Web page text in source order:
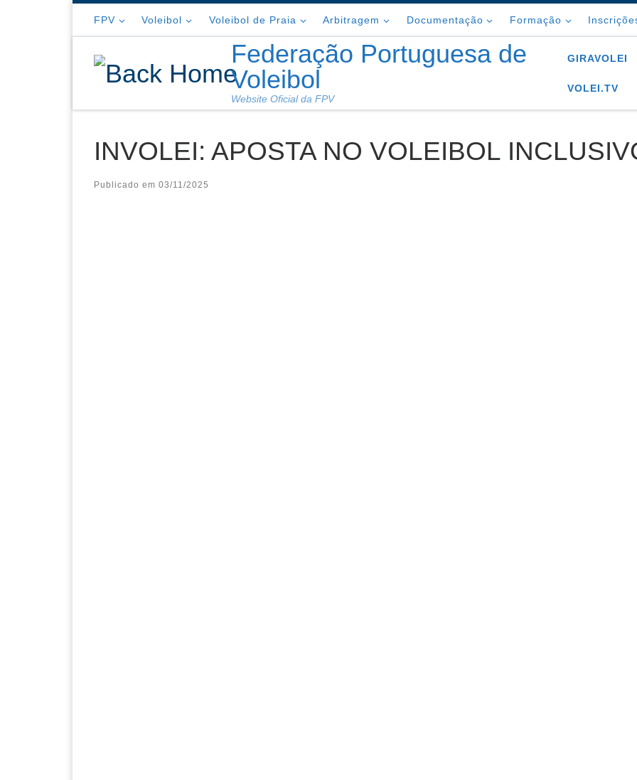
FPV Voleibol Voleibol de Praia Arbitragem Documentação Formação
Federação Portuguesa de
Voleibol
Website Oficial da FPV
GIRAVOLEI
VOLEI.TV
INVOLEI: APOSTA NO VOLEIBOL
Publicado em 03/11/2025